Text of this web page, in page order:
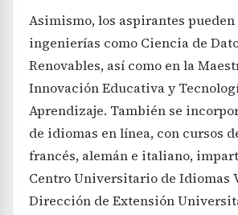
Asimismo, los aspirantes
ingenierías como Ciencia de
Renovables, así como en la
Innovación Educativa y
Aprendizaje. También se
de idiomas en línea, con cursos
francés, alemán e italiano,
Centro Universitario de Idiomas
Dirección de Extensión